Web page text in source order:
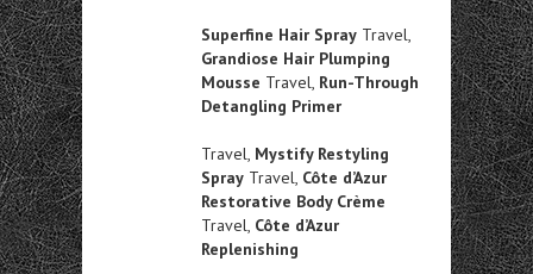
Superfine Hair Spray Travel,
Grandiose Hair Plumping
Mousse Travel, Run-Through
Detangling Primer
Travel, Mystify Restyling
Spray Travel, Côte d’Azur
Restorative Body Crème
Travel, Côte d’Azur
Replenishing